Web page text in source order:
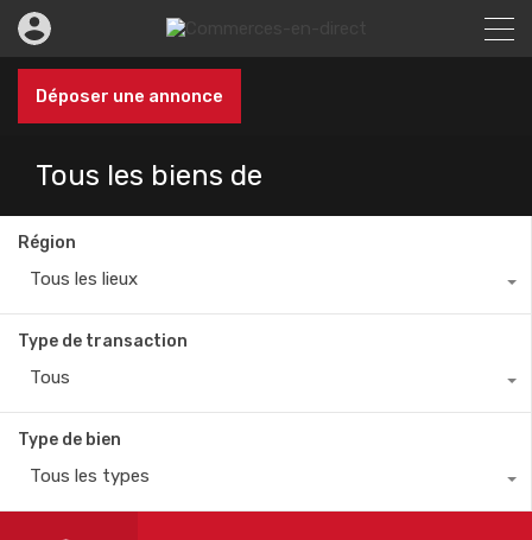
Déposer une annonce
Tous les biens de
Région
Tous les lieux
Type de transaction
Tous
Type de bien
Tous les types